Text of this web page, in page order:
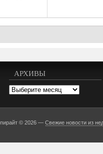
АРХИВЫ
Архивы
© 2026 —Свежие новости из